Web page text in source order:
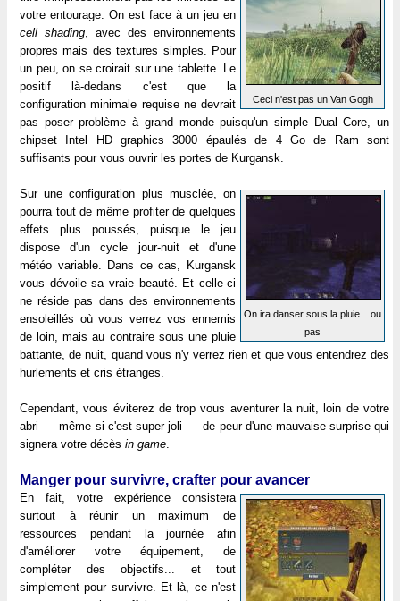
Ceci n'est pas un Van Gogh
votre entourage. On est face à un jeu en
cell shading, avec des environnements
propres mais des textures simples. Pour
un peu, on se croirait sur une tablette. Le
positif là-dedans c'est que la
configuration minimale requise ne devrait
pas poser problème à grand monde puisqu'un simple Dual Core, un
chipset Intel HD graphics 3000 épaulés de 4 Go de Ram sont
suffisants pour vous ouvrir les portes de Kurgansk.
On ira danser sous la pluie... ou
pas
Sur une configuration plus musclée, on
pourra tout de même profiter de quelques
effets plus poussés, puisque le jeu
dispose d'un cycle jour-nuit et d'une
météo variable. Dans ce cas, Kurgansk
vous dévoile sa vraie beauté. Et celle-ci
ne réside pas dans des environnements
ensoleillés où vous verrez vos ennemis
de loin, mais au contraire sous une pluie
battante, de nuit, quand vous n'y verrez rien et que vous entendrez des
hurlements et cris étranges.
Cependant, vous éviterez de trop vous aventurer la nuit, loin de votre
abri – même si c'est super joli – de peur d'une mauvaise surprise qui
signera votre décès in game.
Manger pour survivre, crafter pour avancer
En fait, votre expérience consistera
surtout à réunir un maximum de
ressources pendant la journée afin
d'améliorer votre équipement, de
compléter des objectifs... et tout
simplement pour survivre. Et là, ce n'est